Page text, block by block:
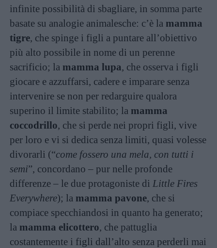
infinite possibilità di sbagliare, in somma parte
basate su analogie animalesche: c’è la mamma
tigre, che spinge i figli a puntare all’obiettivo
più alto possibile in nome di un perenne
sacrificio; la mamma lupa, che osserva i figli
giocare e azzuffarsi, cadere e imparare senza
intervenire se non per redarguire qualora
superino il limite stabilito; la mamma
coccodrillo, che si perde nei propri figli, vive
per loro e vi si dedica senza limiti, quasi volesse
divorarli (“come fossero una mela, con tutti i
semi”, concordano – pur nelle profonde
differenze – le due protagoniste di Little Fires
Everywhere); la mamma pavone, che si
compiace specchiandosi in quanto ha generato;
la mamma elicottero, che pattuglia
costantemente i figli dall’alto senza perderli mai